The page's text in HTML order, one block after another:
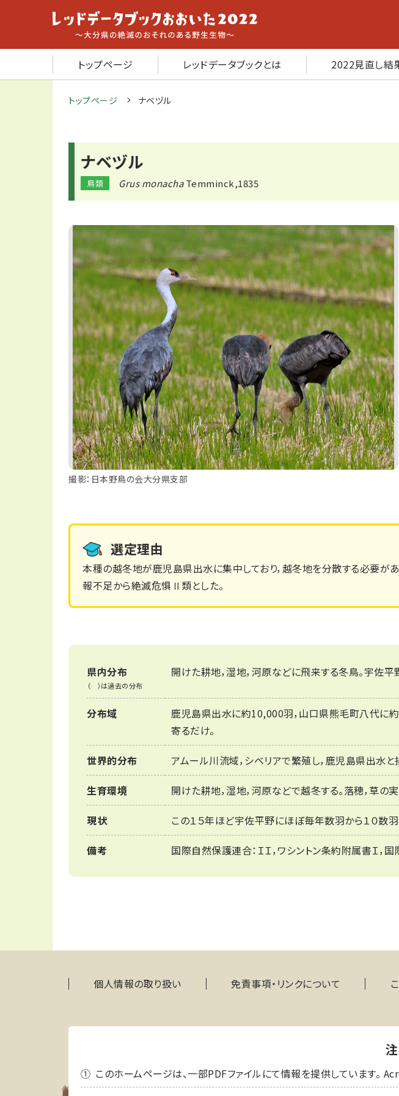
トップページ レッドデータブックとは 2022見直し結
トップページ ナベヅル
ナベヅル
鳥類 Grus monachaTemminck,1835
撮影：日本野鳥の会大分県支部
選定理由
本種の越冬地が鹿児島県出水に集中しており，越冬地を分散する必要が
報不足から絶滅危惧Ⅱ類とした。
県内分布
（ ）は過去の分布
開けた耕地，湿地，河原などに飛来する冬鳥。宇佐
分布域
鹿児島県出水に約10,000羽，山口県熊毛町八代に
寄るだけ。
世界的分布 アムール川流域，シベリアで繁殖し，鹿児島県出水と
生育環境 開けた耕地，湿地，河原などで越冬する。落穂，草の
現状 この１５年ほど宇佐平野にほぼ毎年数羽から１０数
備考 国際自然保護連合：ＩＩ，ワシントン条約附属書Ｉ，
個人情報の取り扱い 免責事項・リンクについて
このホームページは、一部PDFファイルにて情報を提供しています。